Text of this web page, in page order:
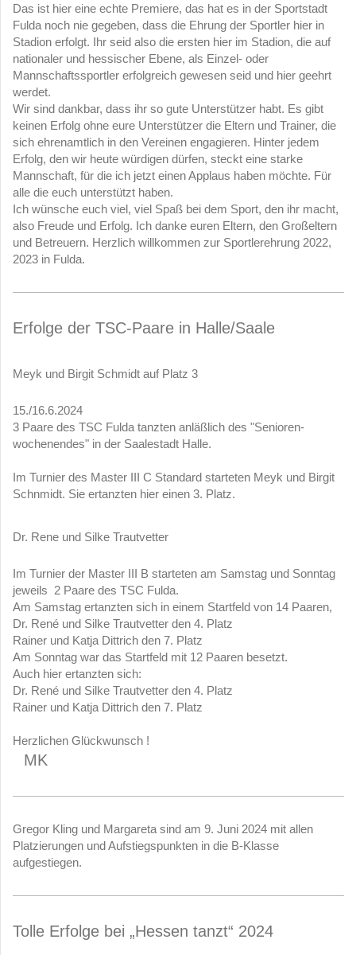
Das ist hier eine echte Premiere, das hat es in der Sportstadt
Fulda noch nie gegeben, dass die Ehrung der Sportler hier in
Stadion erfolgt. Ihr seid also die ersten hier im Stadion, die auf
nationaler und hessischer Ebene, als Einzel- oder
Mannschaftssportler erfolgreich gewesen seid und hier geehrt
werdet.
Wir sind dankbar, dass ihr so gute Unterstützer habt. Es gibt
keinen Erfolg ohne eure Unterstützer die Eltern und Trainer, die
sich ehrenamtlich in den Vereinen engagieren. Hinter jedem
Erfolg, den wir heute würdigen dürfen, steckt eine starke
Mannschaft, für die ich jetzt einen Applaus haben möchte. Für
alle die euch unterstützt haben.
Ich wünsche euch viel, viel Spaß bei dem Sport, den ihr macht,
also Freude und Erfolg. Ich danke euren Eltern, den Großeltern
und Betreuern. Herzlich willkommen zur Sportlerehrung 2022,
2023 in Fulda.
Erfolge der TSC-Paare in Halle/Saale
Meyk und Birgit Schmidt auf Platz 3
15./16.6.2024
3 Paare des TSC Fulda tanzten anläßlich des "Senioren-
wochenendes" in der Saalestadt Halle.
Im Turnier des Master III C Standard starteten Meyk und Birgit
Schnmidt. Sie ertanzten hier einen 3. Platz.
Dr. Rene und Silke Trautvetter
Im Turnier der Master III B starteten am Samstag und Sonntag
jeweils 2 Paare des TSC Fulda.
Am Samstag ertanzten sich in einem Startfeld von 14 Paaren,
Dr. René und Silke Trautvetter den 4. Platz
Rainer und Katja Dittrich den 7. Platz
Am Sonntag war das Startfeld mit 12 Paaren besetzt.
Auch hier ertanzten sich:
Dr. René und Silke Trautvetter den 4. Platz
Rainer und Katja Dittrich den 7. Platz
Herzlichen Glückwunsch !
MK
Gregor Kling und Margareta sind am 9. Juni 2024 mit allen
Platzierungen und Aufstiegspunkten in die B-Klasse
aufgestiegen.
Tolle Erfolge bei „Hessen tanzt“ 2024